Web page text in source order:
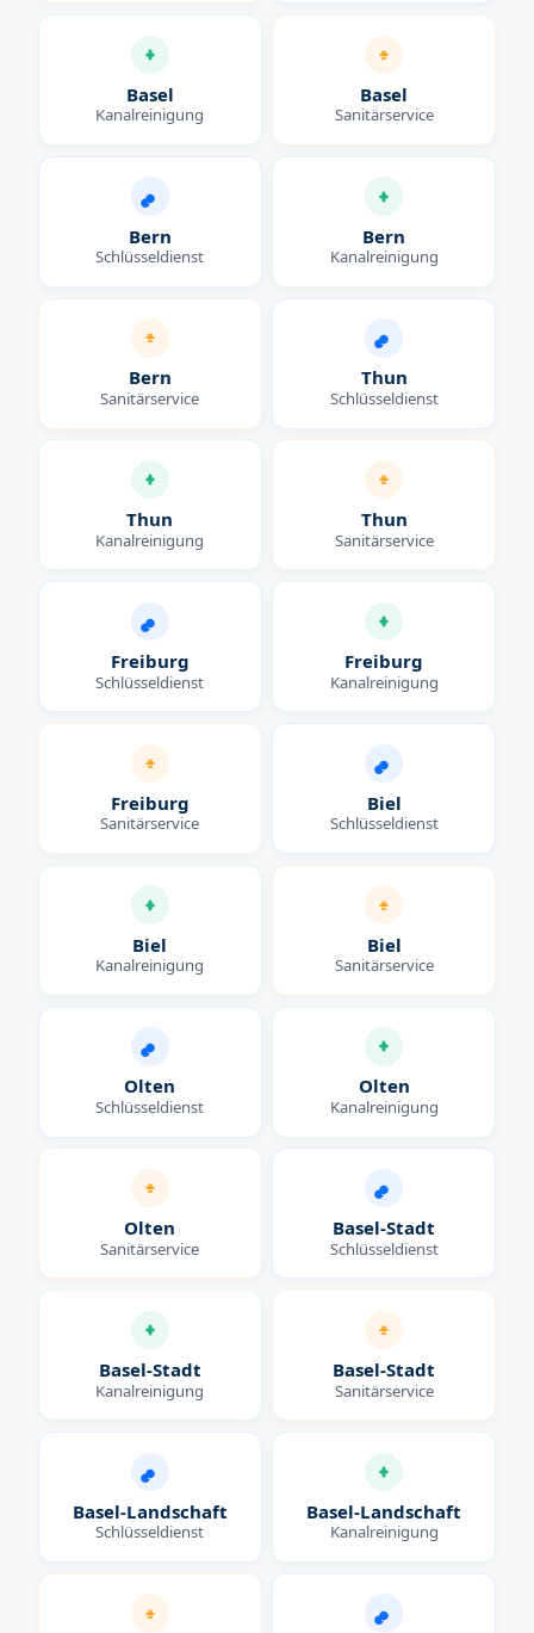
Basel
Kanalreinigung
Basel
Sanitärservice
Bern
Schlüsseldienst
Bern
Kanalreinigung
Bern
Sanitärservice
Thun
Schlüsseldienst
Thun
Kanalreinigung
Thun
Sanitärservice
Freiburg
Schlüsseldienst
Freiburg
Kanalreinigung
Freiburg
Sanitärservice
Biel
Schlüsseldienst
Biel
Kanalreinigung
Biel
Sanitärservice
Olten
Schlüsseldienst
Olten
Kanalreinigung
Olten
Sanitärservice
Basel-Stadt
Schlüsseldienst
Basel-Stadt
Kanalreinigung
Basel-Stadt
Sanitärservice
Basel-Landschaft
Schlüsseldienst
Basel-Landschaft
Kanalreinigung